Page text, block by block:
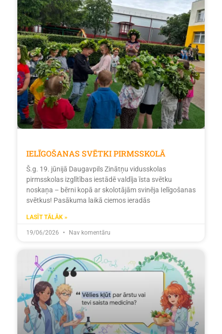
IELĪGOŠANAS SVĒTKI PIRMSSKOLĀ
Š.g. 19. jūnijā Daugavpils Zinātņu vidusskolas
pirmsskolas izglītības iestādē valdīja īsta svētku
noskaņa – bērni kopā ar skolotājām svinēja Ielīgošanas
svētkus! Pasākuma laikā ciemos ieradās
LASĪT TĀLĀK »
19/06/2026 Nav komentāru